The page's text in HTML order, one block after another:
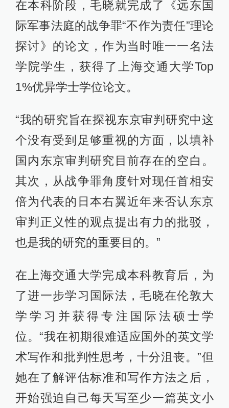
在本科阶段，毛晓就完成了《远东国
际军事法庭的战争罪“不作为责任”理论
探讨》的论文，作为当时唯一一名法
学院学生，获得了上海交通大学Top
1%优异学士学位论文。
“我的研究旨在探视东京审判研究中这
个没有受到足够重视的方面，以填补
国内东京审判研究目前存在的空白。
其次，从战争罪角度针对现任首相安
倍为代表的日本右翼近年来否认东京
审判正义性的观点提出有力的批驳，
也是我的研究的重要目的。”
在上海交通大学完成本科教育后，为
了进一步学习国际法，毛晓在伦敦大
学学习并获得专注国际法硕士学
位。“我在初期很难适应国外的英文学
术写作和批判性思考，十分沮丧。”但
她在了解评估标准和写作方法之后，
开始强迫自己每天写至少一篇英文小